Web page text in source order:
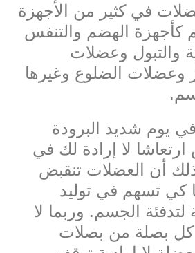
في كثير من الأجهزة
كأجهزة الهضم والتنفس
والتبول وعضلات
وعضلات الضلوع وغيرها
يوم شديد البرودة
لا إرادة لك في
أن العضلات تنقبض
كي تسهم في توليد
لتدفئة الجسم. وربما لا
كل بصلة من بصلات